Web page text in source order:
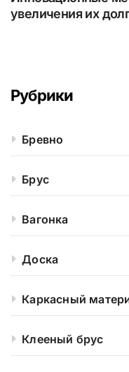
увеличения их
Рубрики
Бревно
Брус
Вагонка
Доска
Каркасный
Клееный брус